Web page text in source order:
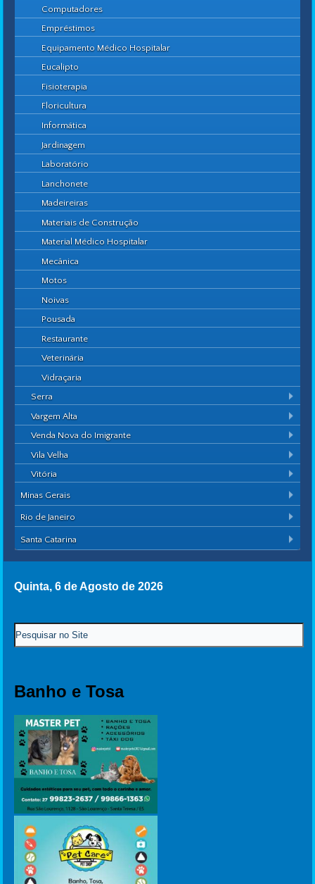
Computadores
Empréstimos
Equipamento Médico Hospitalar
Eucalipto
Fisioterapia
Floricultura
Informática
Jardinagem
Laboratório
Lanchonete
Madeireiras
Materiais de Construção
Material Médico Hospitalar
Mecânica
Motos
Noivas
Pousada
Restaurante
Veterinária
Vidraçaria
Serra
Vargem Alta
Venda Nova do Imigrante
Vila Velha
Vitória
Minas Gerais
Rio de Janeiro
Santa Catarina
Quinta, 6 de Agosto de 2026
Banho e Tosa